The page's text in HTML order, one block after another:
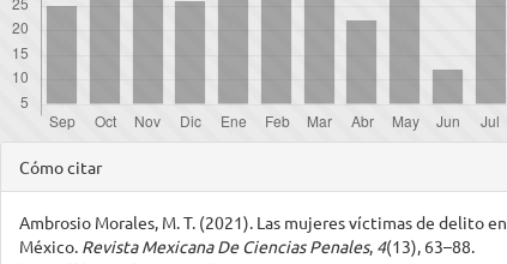
Detalles
del
artículo
Cómo citar
Ambrosio Morales, M. T. (2021). Las mujeres víctimas de delito en
México. Revista Mexicana De Ciencias Penales, 4(13), 63–88.